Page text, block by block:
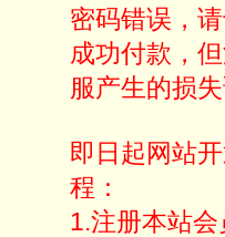
密码错误，
成功付款，
服产生的损
即日起网站
程：
1.注册本站会